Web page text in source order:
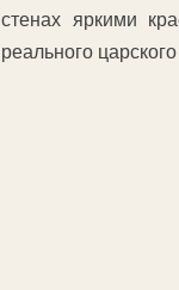
стенах яркими
реального